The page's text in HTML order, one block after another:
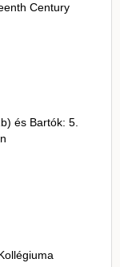
Century
és Bartók: 5.